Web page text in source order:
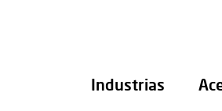
Industrias